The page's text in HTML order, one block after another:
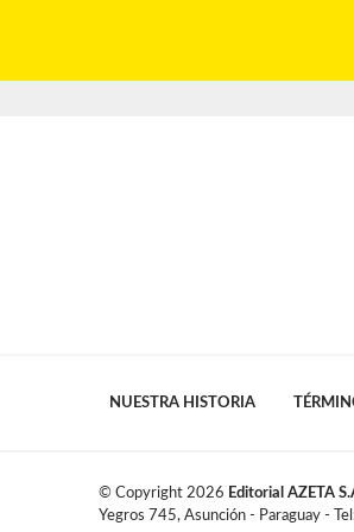
NUESTRA HISTORIA
© Copyright 2026 Editorial AZETA
Yegros 745, Asunción - Paraguay -